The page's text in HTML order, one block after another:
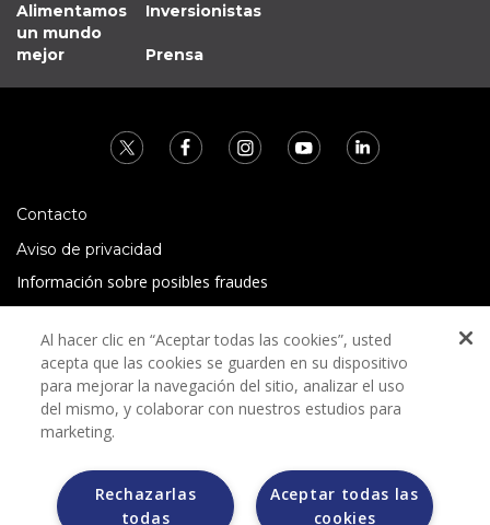
Alimentamos
un mundo
mejor
Inversionistas
Prensa
Contacto
Aviso de privacidad
Información sobre posibles fraudes
Términos y condiciones
Grupo Bimbo no solicita ningún tipo de pago durante el
Al hacer clic en “Aceptar todas las cookies”, usted
acepta que las cookies se guarden en su dispositivo
para mejorar la navegación del sitio, analizar el uso
del mismo, y colaborar con nuestros estudios para
marketing.
Aceptar todas las
cookies
Rechazarlas
todas